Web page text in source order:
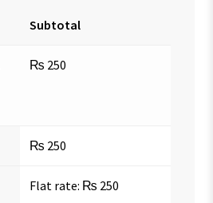
Subtotal
₨ 250
₨ 250
Flat rate: ₨ 250